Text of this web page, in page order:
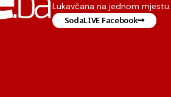
Lukavčana na jednom mjestu.
SodaLIVE Facebook